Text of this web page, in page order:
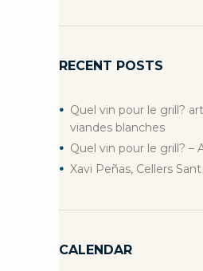
RECENT POSTS
Quel vin pour le grill?
viandes blanches
Quel
Xavi Peñas, Cellers
CALENDAR